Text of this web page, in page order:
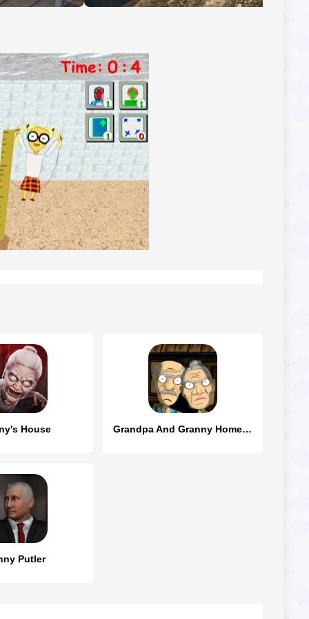
House Grandpa And Granny Home Escape
Putler